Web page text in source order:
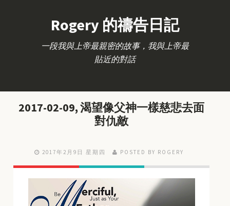
Rogery 的禱告日記
一段我與上帝最親密的故事，我與上帝最
貼近的對話
2017-02-09, 渴望像父神一樣慈悲去面
對仇敵
2017年2月9日 星期四 POSTED BY ROGERY